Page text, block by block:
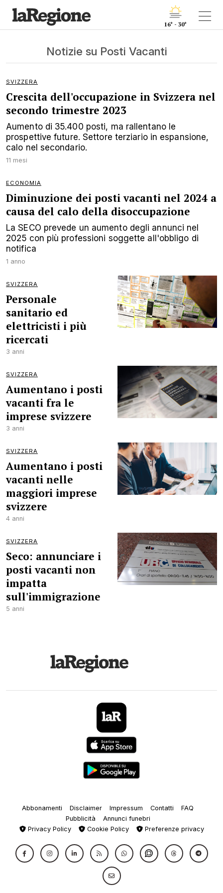
16° - 30°
Notizie su Posti Vacanti
SVIZZERA
Crescita dell'occupazione in Svizzera nel
secondo trimestre 2023
Aumento di 35.400 posti, ma rallentano le
prospettive future. Settore terziario in espansione,
calo nel secondario.
11 mesi
ECONOMIA
Diminuzione dei posti vacanti nel 2024 a
causa del calo della disoccupazione
La SECO prevede un aumento degli annunci nel
2025 con più professioni soggette all'obbligo di
notifica
1 anno
SVIZZERA
Personale
sanitario ed
elettricisti i più
ricercati
3 anni
SVIZZERA
Aumentano i posti
vacanti fra le
imprese svizzere
3 anni
SVIZZERA
Aumentano i posti
vacanti nelle
maggiori imprese
svizzere
4 anni
SVIZZERA
Seco: annunciare i
posti vacanti non
impatta
sull'immigrazione
5 anni
Abbonamenti Disclaimer Impressum Contatti
FAQ
Pubblicità
Annunci funebri
Privacy Policy
Cookie Policy Preferenze privacy